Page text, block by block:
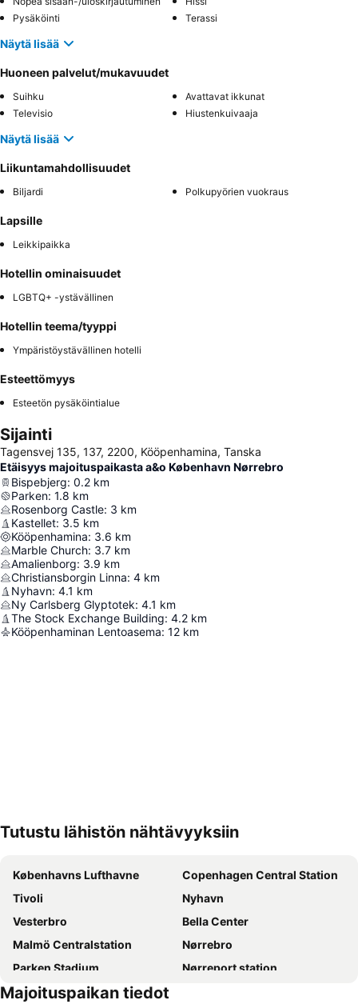
Pysäköinti
Terassi
Näytä lisää
Huoneen palvelut/mukavuudet
Suihku
Avattavat ikkunat
Televisio
Hiustenkuivaaja
Näytä lisää
Liikuntamahdollisuudet
Biljardi Polkupyörien vuokraus
Lapsille
Leikkipaikka
Hotellin ominaisuudet
LGBTQ+ -ystävällinen
Hotellin teema/tyyppi
Ympäristöystävällinen hotelli
Esteettömyys
Esteetön pysäköintialue
Sijainti
Tagensvej 135, 137, 2200, Kööpenhamina, Tanska
Etäisyys majoituspaikasta a&o København Nørrebro
Bispebjerg: 0.2 km
Parken: 1.8 km
Rosenborg Castle: 3 km
Kastellet: 3.5 km
Kööpenhamina: 3.6 km
Marble Church: 3.7 km
Amalienborg: 3.9 km
Christiansborgin Linna: 4 km
Nyhavn: 4.1 km
Ny Carlsberg Glyptotek: 4.1 km
The Stock Exchange Building: 4.2 km
Kööpenhaminan Lentoasema: 12 km
Tutustu lähistön nähtävyyksiin
Københavns Lufthavne
Copenhagen Central Station
Tivoli
Nyhavn
Vesterbro
Bella Center
Malmö Centralstation
Nørrebro
Parken Stadium
Nørreport station
Indre By
Majoituspaikan tiedot